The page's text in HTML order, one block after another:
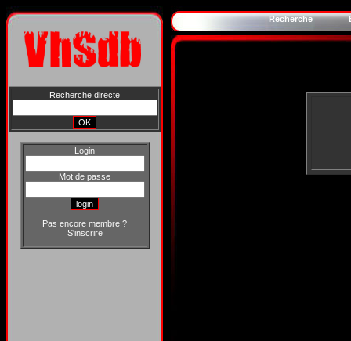
Recherche directe
Login
Mot de passe
Pas encore membre ?
S'inscrire
Recherche